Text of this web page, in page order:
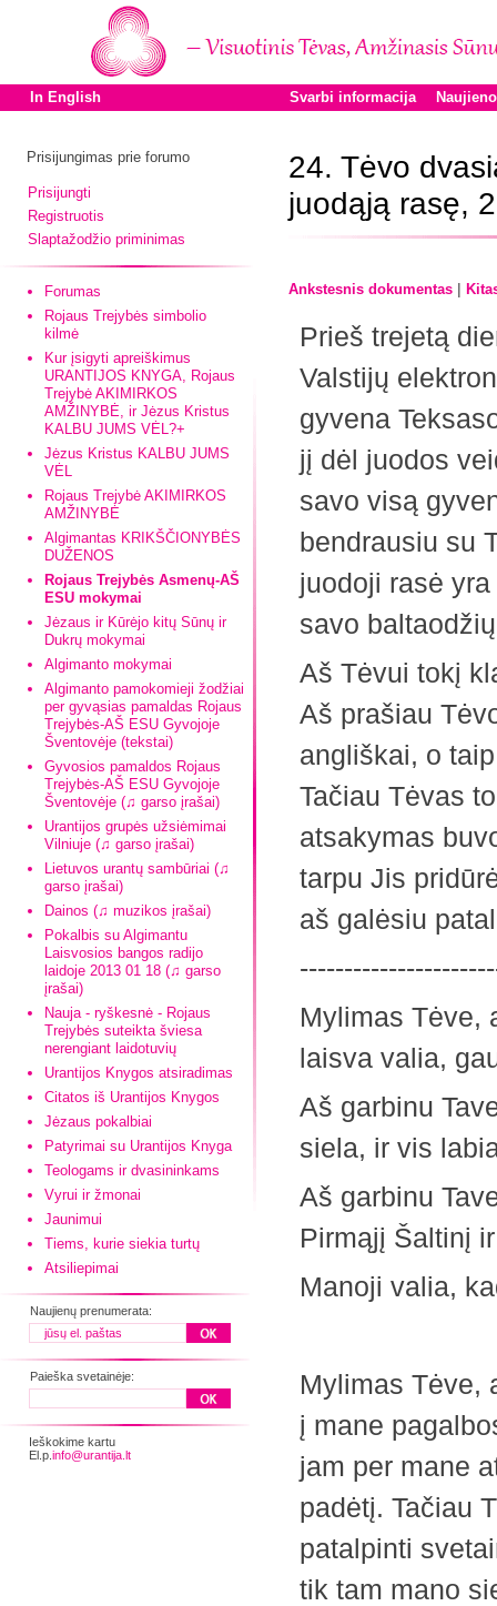
In English Svarbi informacija
Prisijungimas prie forumo
Prisijungti
Registruotis
Slaptažodžio priminimas
Forumas
Rojaus Trejybės simbolio
kilmė
Kur įsigyti apreiškimus
URANTIJOS KNYGA, Rojaus
Trejybė AKIMIRKOS
AMŽINYBĖ, ir Jėzus Kristus
KALBU JUMS VĖL?+
Jėzus Kristus KALBU JUMS
VĖL
Rojaus Trejybė AKIMIRKOS
AMŽINYBĖ
Algimantas KRIKŠČIONYBĖS
DUŽENOS
Rojaus Trejybės Asmenų-AŠ
ESU mokymai
Jėzaus ir Kūrėjo kitų Sūnų ir
Dukrų mokymai
Algimanto mokymai
Algimanto pamokomieji žodžiai
per gyvąsias pamaldas Rojaus
Trejybės-AŠ ESU Gyvojoje
Šventovėje (tekstai)
Gyvosios pamaldos Rojaus
Trejybės-AŠ ESU Gyvojoje
Šventovėje (♫ garso įrašai)
Urantijos grupės užsiėmimai
Vilniuje (♫ garso įrašai)
Lietuvos urantų sambūriai (♫
garso įrašai)
Dainos (♫ muzikos įrašai)
Pokalbis su Algimantu
Laisvosios bangos radijo
laidoje 2013 01 18 (♫ garso
įrašai)
Nauja - ryškesnė - Rojaus
Trejybės suteikta šviesa
nerengiant laidotuvių
Urantijos Knygos atsiradimas
Citatos iš Urantijos Knygos
Jėzaus pokalbiai
Patyrimai su Urantijos Knyga
Teologams ir dvasininkams
Vyrui ir žmonai
Jaunimui
Tiems, kurie siekia turtų
Atsiliepimai
Naujienų prenumerata:
Paieška svetainėje:
Ieškokime kartu
El.p. info@urantija.lt
24. Tėvo
juodąją rasę,
Ankstesnis dokumentas |
Prieš trejetą
Valstijų
gyvena
jį dėl juodos
savo visą
bendrausiu su
juodoji rasė
savo
Aš Tėvui tokį
Aš prašiau
angliškai, o
Tačiau Tėvas
atsakymas
tarpu Jis
aš galėsiu
Mylimas Tėve,
laisva valia,
Aš garbinu
siela, ir vis
Aš garbinu
Pirmąjį Šaltinį
Manoji valia,
Mylimas Tėve,
į mane
jam per mane
padėtį. Tačiau
patalpinti
tik tam mano